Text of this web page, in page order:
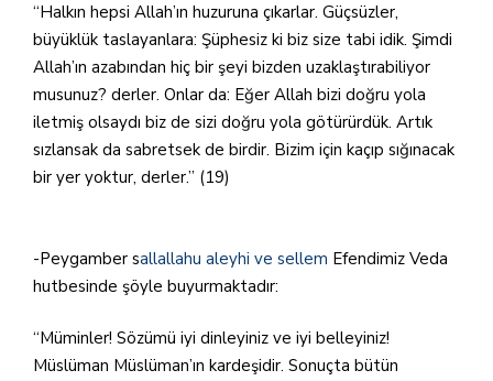
“Halkın hepsi Allah’ın huzuruna çıkarlar. Güçsüzler,
büyüklük taslayanlara: Şüphesiz ki biz size tabi idik. Şimdi
Allah’ın azabından hiç bir şeyi bizden uzaklaştırabiliyor
musunuz? derler. Onlar da: Eğer Allah bizi doğru yola
iletmiş olsaydı biz de sizi doğru yola götürürdük. Artık
sızlansak da sabretsek de birdir. Bizim için kaçıp sığınacak
bir yer yoktur, derler.” (19)
-Peygamber sallallahu aleyhi ve sellem Efendimiz Veda
hutbesinde şöyle buyurmaktadır:
“Müminler! Sözümü iyi dinleyiniz ve iyi belleyiniz!
Müslüman Müslüman’ın kardeşidir. Sonuçta bütün